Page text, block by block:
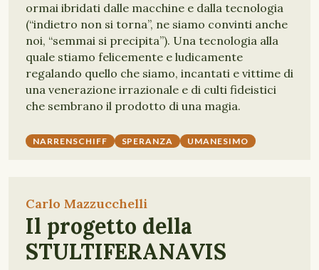
ormai ibridati dalle macchine e dalla tecnologia
(“indietro non si torna”, ne siamo convinti anche
noi, “semmai si precipita”). Una tecnologia alla
quale stiamo felicemente e ludicamente
regalando quello che siamo, incantati e vittime di
una venerazione irrazionale e di culti fideistici
che sembrano il prodotto di una magia.
NARRENSCHIFF SPERANZA UMANESIMO
Carlo Mazzucchelli
Il progetto della
STULTIFERANAVIS